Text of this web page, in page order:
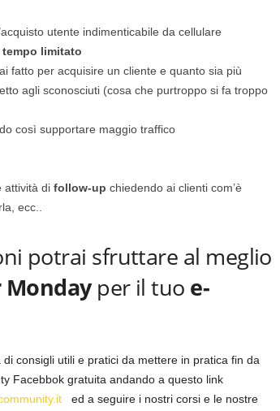
utente indimenticabile da cellulare
limitato
fatto per acquisire un cliente e quanto sia più
agli sconosciuti (cosa che purtroppo si fa troppo
così supportare maggio traffico
attività di follow-up chiedendo ai clienti com’è
ecc..
potrai sfruttare al meglio
Mondayper il tuo e-
consigli utili e pratici da mettere in pratica fin da
Facebbok gratuita andando a questo link
ed a seguire i nostri corsi e le nostre